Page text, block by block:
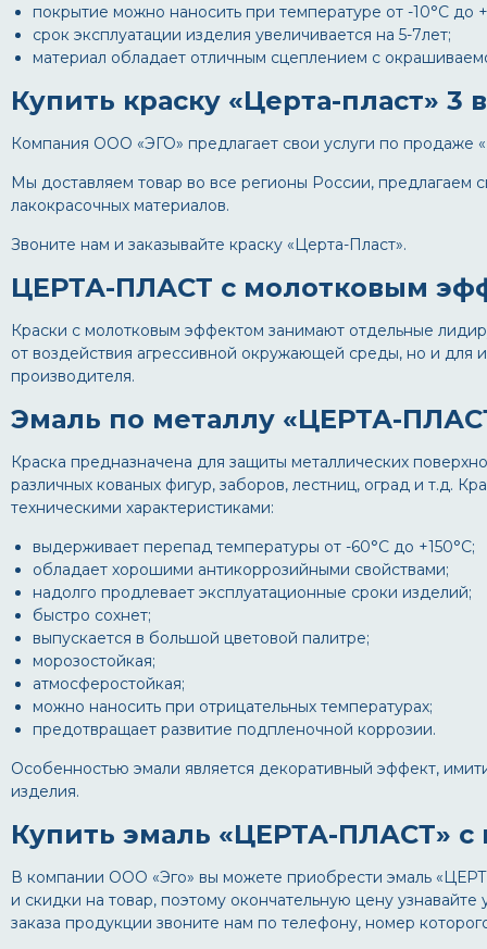
покрытие можно наносить при температуре от -10°С до
срок эксплуатации изделия увеличивается на 5-7лет;
материал обладает отличным сцеплением с
Купить краску «Церта-пласт» 3
Компания ООО «ЭГО» предлагает свои услуги по продаже
Мы доставляем товар во все регионы России, предлагаем
лакокрасочных материалов.
Звоните нам и заказывайте краску «Церта-Пласт».
ЦЕРТА-ПЛАСТ с молотковым
Краски с молотковым эффектом занимают отдельные
от воздействия агрессивной окружающей среды, но и
производителя.
Эмаль по металлу «ЦЕРТА-
Краска предназначена для защиты металлических
различных кованых фигур, заборов, лестниц, оград и
техническими характеристиками:
выдерживает перепад температуры от -60°С до +150°С;
обладает хорошими антикоррозийными свойствами;
надолго продлевает эксплуатационные сроки изделий;
быстро сохнет;
выпускается в большой цветовой палитре;
морозостойкая;
атмосферостойкая;
можно наносить при отрицательных температурах;
предотвращает развитие подпленочной коррозии.
Особенностью эмали является декоративный эффект,
изделия.
Купить эмаль «ЦЕРТА-ПЛАСТ»
В компании ООО «Эго» вы можете приобрести эмаль
и скидки на товар, поэтому окончательную цену
заказа продукции звоните нам по телефону, номер